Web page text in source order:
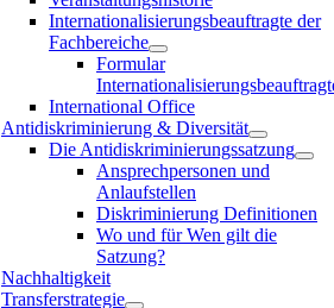
Internationalisierungsbeauftragte der
Fachbereiche
Formular
International Office
Antidiskriminierung & Diversität
Die Antidiskriminierungssatzung
Ansprechpersonen und
Anlaufstellen
Diskriminierung Definitionen
Wo und für Wen gilt die
Satzung?
Nachhaltigkeit
Transferstrategie